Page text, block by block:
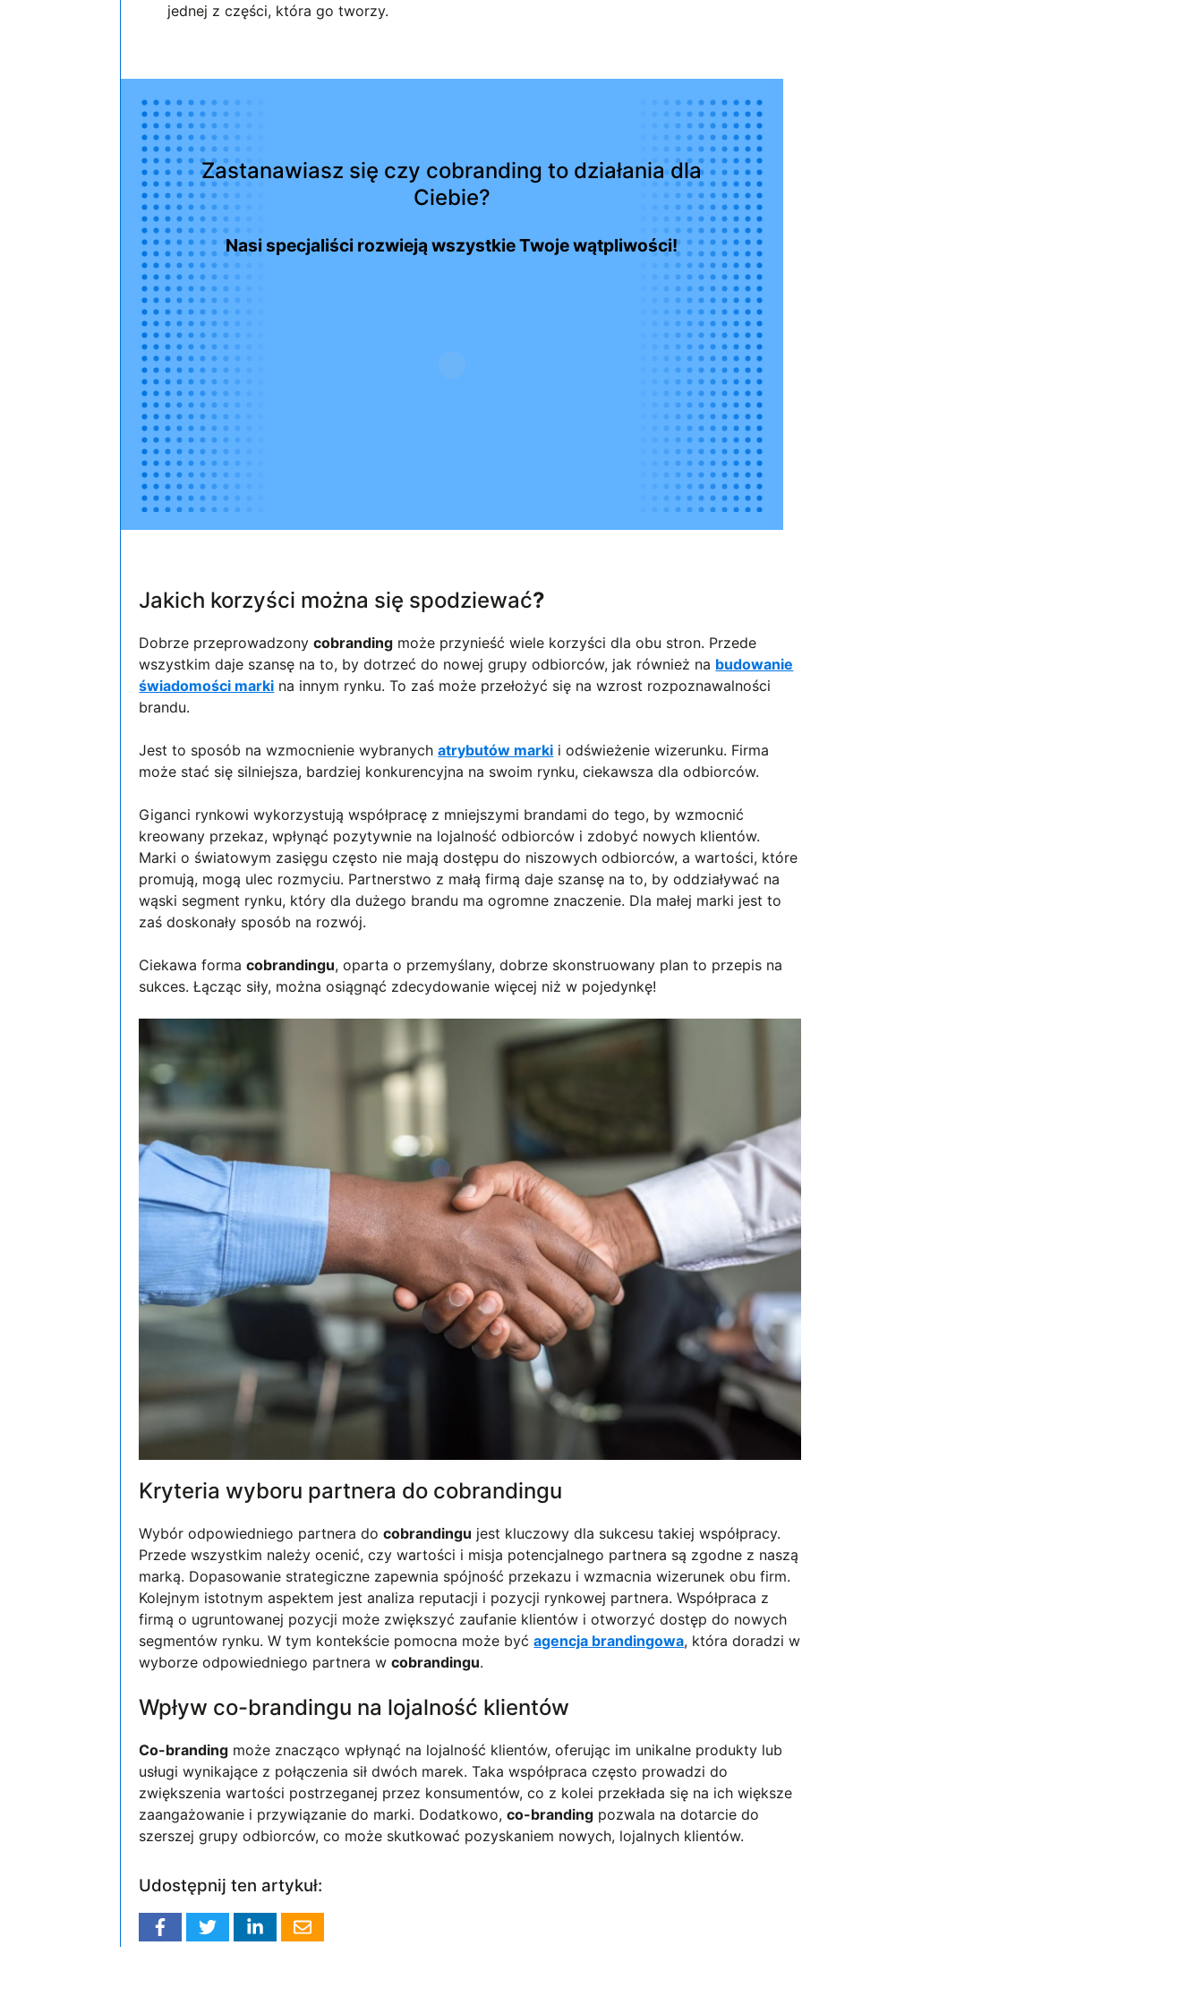
jednej z części, która go tworzy.
Zastanawiasz się czy cobranding to działania dla
Ciebie?
Nasi specjaliści rozwieją wszystkie Twoje wątpliwości!
Jakich korzyści można się spodziewać?
Dobrze przeprowadzonycobranding może przynieść wiele korzyści dla obu stron. Przede
wszystkim daje szansę na to, by dotrzeć do nowej grupy odbiorców, jak również na budowanie
świadomości marki na innym rynku. To zaś może przełożyć się na wzrost rozpoznawalności
brandu.
Jest to sposób na wzmocnienie wybranychatrybutów marki i odświeżenie wizerunku. Firma
może stać się silniejsza, bardziej konkurencyjna na swoim rynku, ciekawsza dla odbiorców.
Giganci rynkowi wykorzystują współpracę z mniejszymi brandami do tego, by wzmocnić
kreowany przekaz, wpłynąć pozytywnie na lojalność odbiorców i zdobyć nowych klientów.
Marki o światowym zasięgu często nie mają dostępu do niszowych odbiorców, a wartości, które
promują, mogą ulec rozmyciu. Partnerstwo z małą firmą daje szansę na to, by oddziaływać na
wąski segment rynku, który dla dużego brandu ma ogromne znaczenie. Dla małej marki jest to
zaś doskonały sposób na rozwój.
Ciekawa formacobrandingu, oparta o przemyślany, dobrze skonstruowany plan to przepis na
sukces. Łącząc siły, można osiągnąć zdecydowanie więcej niż w pojedynkę!
Kryteria wyboru partnera do cobrandingu
Wybór odpowiedniego partnera docobrandingu jest kluczowy dla sukcesu takiej współpracy.
Przede wszystkim należy ocenić, czy wartości i misja potencjalnego partnera są zgodne z naszą
marką. Dopasowanie strategiczne zapewnia spójność przekazu i wzmacnia wizerunek obu firm.
Kolejnym istotnym aspektem jest analiza reputacji i pozycji rynkowej partnera. Współpraca z
firmą o ugruntowanej pozycji może zwiększyć zaufanie klientów i otworzyć dostęp do nowych
segmentów rynku. W tym kontekście pomocna może byćagencja brandingowa, która doradzi w
wyborze odpowiedniego partnera wcobrandingu.
Wpływ co-brandingu na lojalność klientów
Co-branding może znacząco wpłynąć na lojalność klientów, oferując im unikalne produkty lub
usługi wynikające z połączenia sił dwóch marek. Taka współpraca często prowadzi do
zwiększenia wartości postrzeganej przez konsumentów, co z kolei przekłada się na ich większe
zaangażowanie i przywiązanie do marki. Dodatkowo,co-branding pozwala na dotarcie do
szerszej grupy odbiorców, co może skutkować pozyskaniem nowych, lojalnych klientów.
Udostępnij ten artykuł: